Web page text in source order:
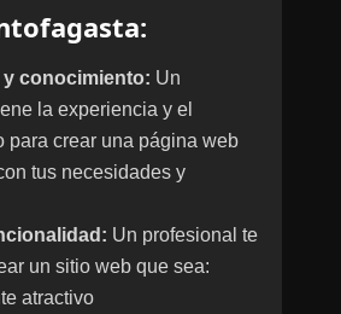
y conocimiento: Un
la experiencia y el
para crear una página web
tus necesidades y
Un profesional te
un sitio web que sea:
atractivo